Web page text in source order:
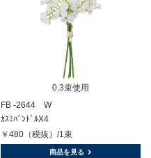
0.3束使用
FB -2644 W
ｶｽﾐﾊﾞﾝﾄﾞﾙX4
￥480（税抜）/1束
商品を見る